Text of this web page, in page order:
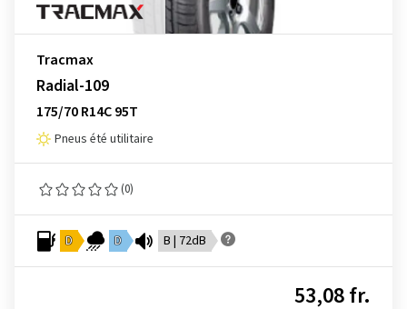
Tracmax
Radial-109
175/70 R14C 95T
Pneus été utilitaire
(0)
D D B | 72dB
53,08 fr.